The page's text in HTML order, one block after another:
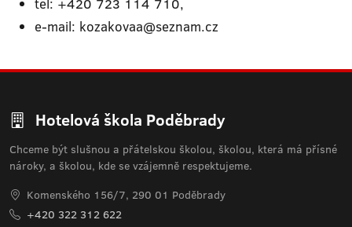
e-mail: kozakovaa@seznam.cz
Hotelová škola Poděbrady
Chceme být slušnou a přátelskou školou, školou, která má přísné
nároky, a školou, kde se vzájemně respektujeme.
Komenského 156/7, 290 01 Poděbrady
+420 322 312 622